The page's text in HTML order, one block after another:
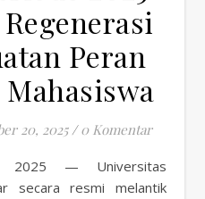
Peran
20, 2025 / 0 Komentar
secara resmi melantik